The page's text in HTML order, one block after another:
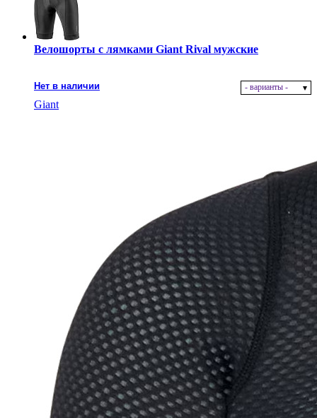
Велошорты с лямками Giant Rival мужские
Нет в наличии - варианты -
Giant